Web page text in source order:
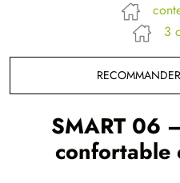
3
SMART 06
confortable